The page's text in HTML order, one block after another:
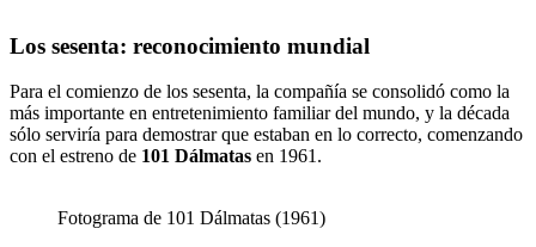
Los sesenta: reconocimiento mundial
Para el comienzo de los sesenta, la compañía se consolidó como la
más importante en entretenimiento familiar del mundo, y la década
sólo serviría para demostrar que estaban en lo correcto, comenzando
con el estreno de 101 Dálmatas en 1961.
Fotograma de 101 Dálmatas (1961)